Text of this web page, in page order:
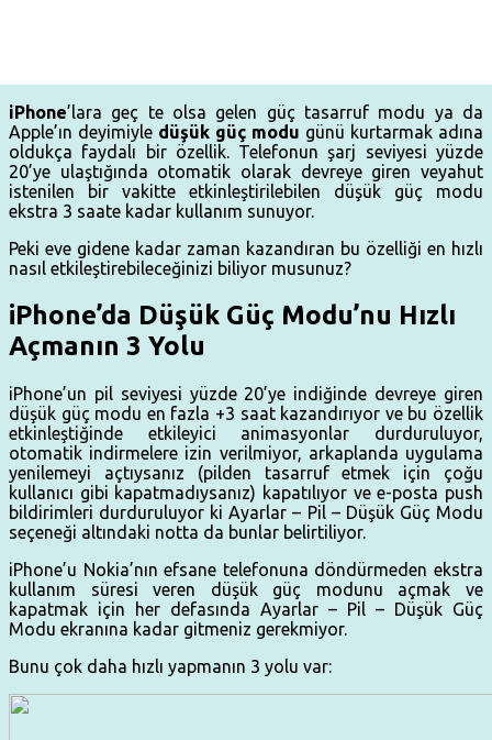
iPhone’lara geç te olsa gelen güç tasarruf modu ya da
Apple’ın deyimiyle düşük güç modu günü kurtarmak adına
oldukça faydalı bir özellik. Telefonun şarj seviyesi yüzde
20’ye ulaştığında otomatik olarak devreye giren veyahut
istenilen bir vakitte etkinleştirilebilen düşük güç modu
ekstra 3 saate kadar kullanım sunuyor.
Peki eve gidene kadar zaman kazandıran bu özelliği en hızlı
nasıl etkileştirebileceğinizi biliyor musunuz?
iPhone’da Düşük Güç Modu’nu Hızlı
Açmanın 3 Yolu
iPhone’un pil seviyesi yüzde 20’ye indiğinde devreye giren
düşük güç modu en fazla +3 saat kazandırıyor ve bu özellik
etkinleştiğinde etkileyici animasyonlar durduruluyor,
otomatik indirmelere izin verilmiyor, arkaplanda uygulama
yenilemeyi açtıysanız (pilden tasarruf etmek için çoğu
kullanıcı gibi kapatmadıysanız) kapatılıyor ve e-posta push
bildirimleri durduruluyor ki Ayarlar – Pil – Düşük Güç Modu
seçeneği altındaki notta da bunlar belirtiliyor.
iPhone’u Nokia’nın efsane telefonuna döndürmeden ekstra
kullanım süresi veren düşük güç modunu açmak ve
kapatmak için her defasında Ayarlar – Pil – Düşük Güç
Modu ekranına kadar gitmeniz gerekmiyor.
Bunu çok daha hızlı yapmanın 3 yolu var: